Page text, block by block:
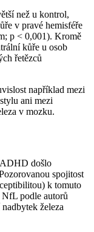
než u kontrol,
v pravé hemisféře
p < 0,001). Kromě
kůře u osob
řetězců
například mezi
ani mezi
v mozku.
došlo
spojitost
k tomuto
podle autorů
železa